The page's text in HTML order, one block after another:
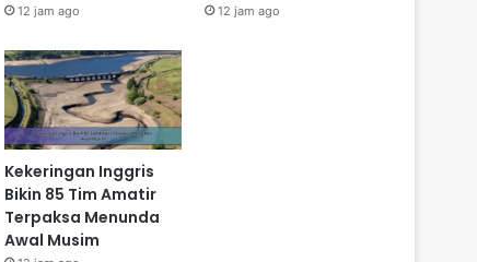
12 jam ago 12 jam ago
Kekeringan Inggris
Bikin 85 Tim Amatir
Terpaksa Menunda
Awal Musim